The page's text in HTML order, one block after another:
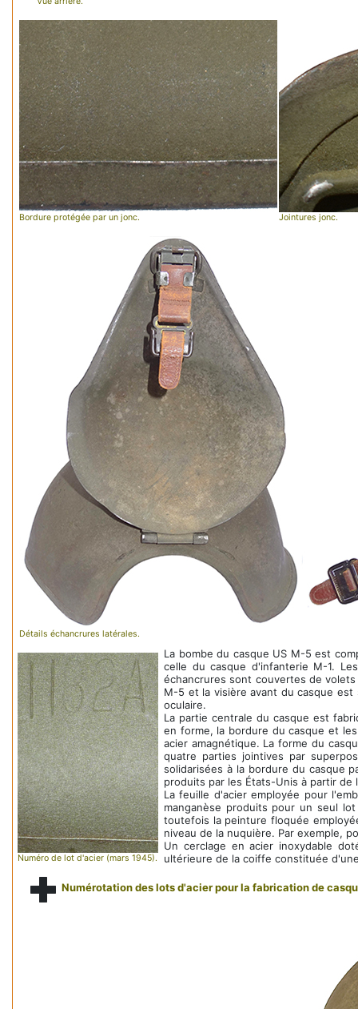
Bordure protégée par un jonc. Jointures jonc.
Détails échancrures latérales.
Numéro de lot d'acier (mars 1945).
La bombe du casque US M-5 est
celle du casque d'infanterie M-1.
échancrures sont couvertes de
M-5 et la visière avant du casque
oculaire.
La partie centrale du casque est
en forme, la bordure du casque et
acier amagnétique. La forme du
quatre parties jointives par
solidarisées à la bordure du casque
produits par les États-Unis à partir de
La feuille d'acier employée pour
manganèse produits pour un seul
toutefois la peinture floquée
niveau de la nuquière. Par exemple,
Un cerclage en acier inoxydable
ultérieure de la coiffe constituée
Numérotation des lots d'acier pour la fabrication de